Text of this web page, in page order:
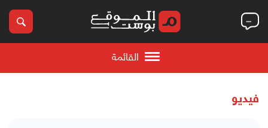
القائمة
فيديو